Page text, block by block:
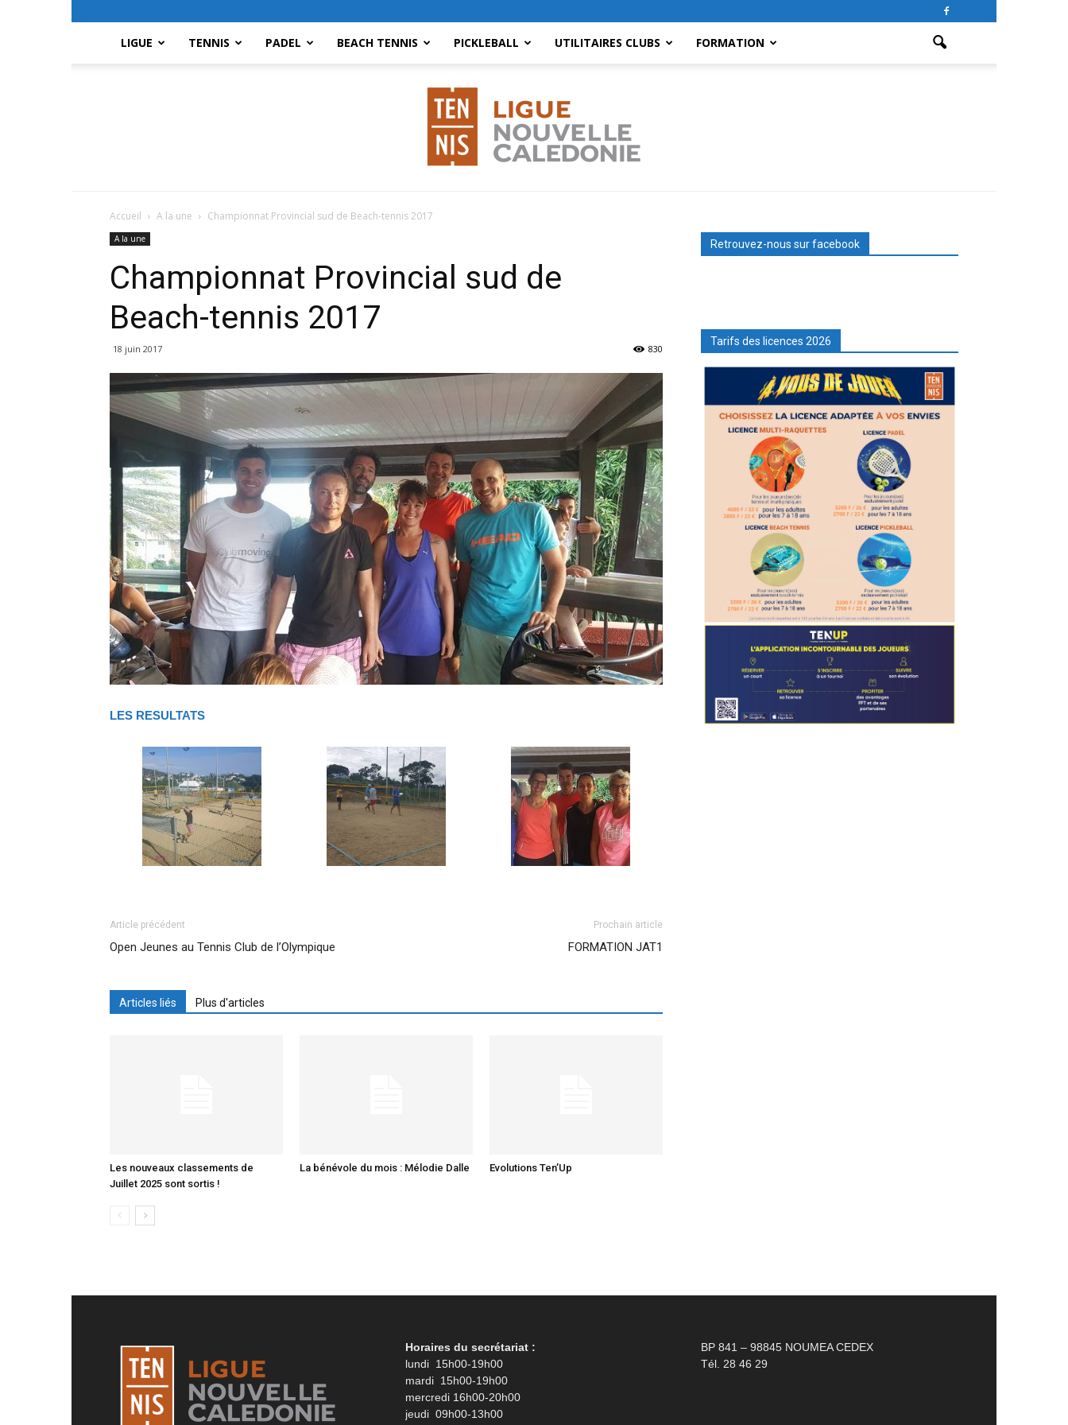
LIGUE TENNIS PADEL BEACH TENNIS PICKLEBALL UTILITAIRES CLUBS FORMATION
de
tennis
Accueil A la une Championnat Provincial sud de Beach-tennis 2017
A la une
Championnat Provincial sud de
Beach-tennis 2017
18 juin 2017 830
LES RESULTATS
Article précédent
Open Jeunes au Tennis Club de l’Olympique
Prochain article
FORMATION JAT1
Articles liés Plus d'articles
Les nouveaux classements de
Juillet 2025 sont sortis !
La bénévole du mois : Mélodie Dalle Evolutions Ten’Up
Retrouvez-nous sur facebook
Tarifs des licences 2026
Horaires du secrétariat :
lundi 15h00-19h00
mardi 15h00-19h00
mercredi 16h00-20h00
jeudi 09h00-13h00
BP 841 – 98845 NOUMEA CEDEX
Tél. 28 46 29